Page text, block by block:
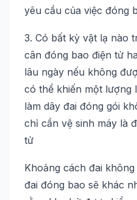
yêu cầu của việc đóng
3. Có bất kỳ vật lạ nào
cân đóng bao điện tử
lâu ngày nếu không
có thể khiến một lượng
làm dây đai đóng gói
chỉ cần vệ sinh máy là
tử
Khoảng cách đai
đai đóng bao sẽ khác